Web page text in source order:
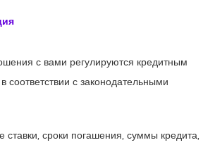
с вами регулируются кредитным
соответствии с законодательными
ставки, сроки погашения, суммы кредита,